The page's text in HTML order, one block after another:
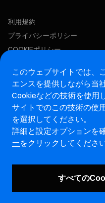
利用規約
プライバシーポリシー
COOKIEポリシー
この求人に応募する
アフターマーケットウェ
マレリ・インテグリティ
脆弱性報告ページ (ENG)
このウェブサイトでは、
エンスを提供しながら当
Cookieなどの技術を使用
サイトでのこの技術の使
を選択してください。
詳細と設定オプションを
ーをクリックしてください
すべての